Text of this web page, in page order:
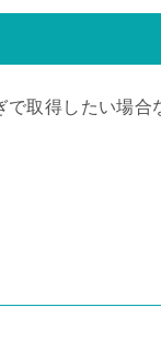
で取得したい場合